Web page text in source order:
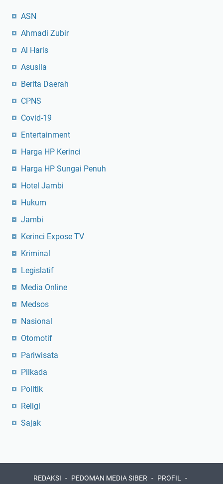
ASN
Ahmadi Zubir
Al Haris
Asusila
Berita Daerah
CPNS
Covid-19
Entertainment
Harga HP Kerinci
Harga HP Sungai Penuh
Hotel Jambi
Hukum
Jambi
Kerinci Expose TV
Kriminal
Legislatif
Media Online
Medsos
Nasional
Otomotif
Pariwisata
Pilkada
Politik
Religi
Sajak
REDAKSI PEDOMAN MEDIA SIBER PROFIL